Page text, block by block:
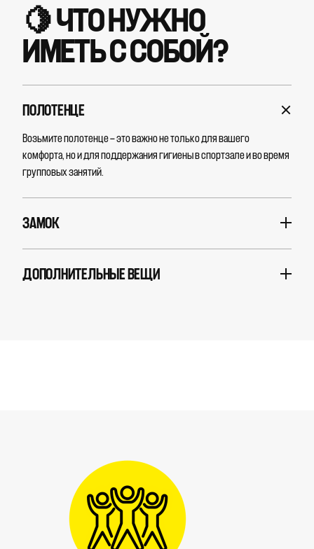
🍋 ЧТО НУЖНО
ИМЕТЬ С СОБОЙ?
ПОЛОТЕНЦЕ
Возьмите полотенце — это важно не только для вашего
комфорта, но и для поддержания гигиены в спортзале и во время
групповых занятий.
ЗАМОК
ДОПОЛНИТЕЛЬНЫЕ ВЕЩИ